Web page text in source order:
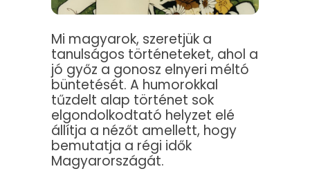
Mi magyarok, szeretjük a
tanulságos történeteket, ahol a
jó győz a gonosz elnyeri méltó
büntetését. A humorokkal
tűzdelt alap történet sok
elgondolkodtató helyzet elé
állítja a nézőt amellett, hogy
bemutatja a régi idők
Magyarországát.